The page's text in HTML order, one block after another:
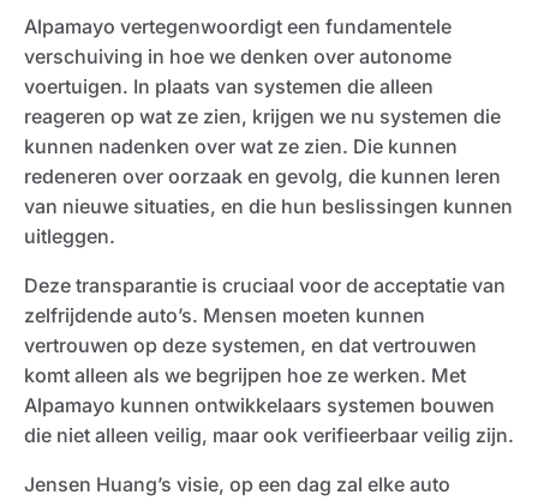
Alpamayo vertegenwoordigt een fundamentele
verschuiving in hoe we denken over autonome
voertuigen. In plaats van systemen die alleen
reageren op wat ze zien, krijgen we nu systemen die
kunnen nadenken over wat ze zien. Die kunnen
redeneren over oorzaak en gevolg, die kunnen leren
van nieuwe situaties, en die hun beslissingen kunnen
uitleggen.
Deze transparantie is cruciaal voor de acceptatie van
zelfrijdende auto’s. Mensen moeten kunnen
vertrouwen op deze systemen, en dat vertrouwen
komt alleen als we begrijpen hoe ze werken. Met
Alpamayo kunnen ontwikkelaars systemen bouwen
die niet alleen veilig, maar ook verifieerbaar veilig zijn.
Jensen Huang’s visie, op een dag zal elke auto